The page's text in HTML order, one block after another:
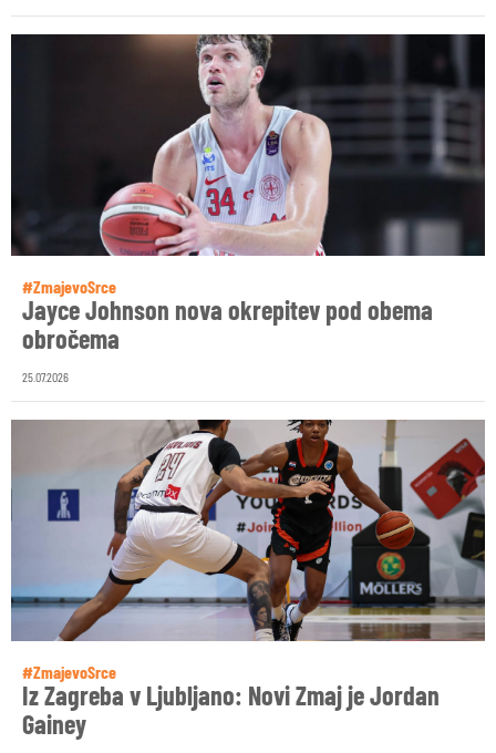
#ZmajevoSrce
Jayce Johnson nova okrepitev pod obema
obročema
25.07.2026
#ZmajevoSrce
Iz Zagreba v Ljubljano: Novi Zmaj je Jordan
Gainey